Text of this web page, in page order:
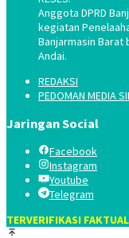
Anggota DPRD
kegiatan
Banjarmasin Barat
Andai.
REDAKSI
PEDOMAN MEDIA
Jaringan Social
Facebook
Instagram
Youtube
Telegram
TERVERIFIKASI